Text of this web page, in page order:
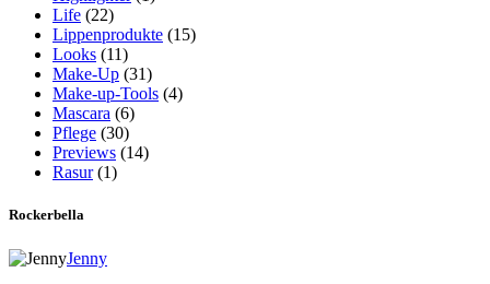
Life (22)
Lippenprodukte (15)
Looks (11)
Make-Up (31)
Make-up-Tools (4)
Mascara (6)
Pflege (30)
Previews (14)
Rasur(1)
Rockerbella
Jenny